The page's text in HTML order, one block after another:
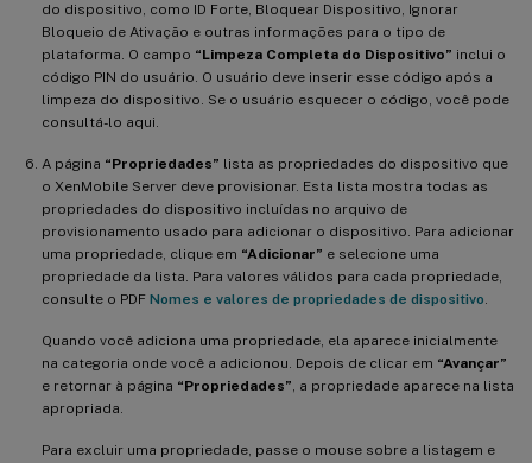
do dispositivo, como ID Forte, Bloquear Dispositivo, Ignorar
Bloqueio de Ativação e outras informações para o tipo de
plataforma. O campo “Limpeza Completa do Dispositivo” inclui o
código PIN do usuário. O usuário deve inserir esse código após a
limpeza do dispositivo. Se o usuário esquecer o código, você pode
consultá-lo aqui.
A página “Propriedades” lista as propriedades do dispositivo que
o XenMobile Server deve provisionar. Esta lista mostra todas as
propriedades do dispositivo incluídas no arquivo de
provisionamento usado para adicionar o dispositivo. Para adicionar
uma propriedade, clique em “Adicionar” e selecione uma
propriedade da lista. Para valores válidos para cada propriedade,
consulte o PDF Nomes e valores de propriedades de dispositivo.
Quando você adiciona uma propriedade, ela aparece inicialmente
na categoria onde você a adicionou. Depois de clicar em “Avançar”
e retornar à página “Propriedades”, a propriedade aparece na lista
apropriada.
Para excluir uma propriedade, passe o mouse sobre a listagem e